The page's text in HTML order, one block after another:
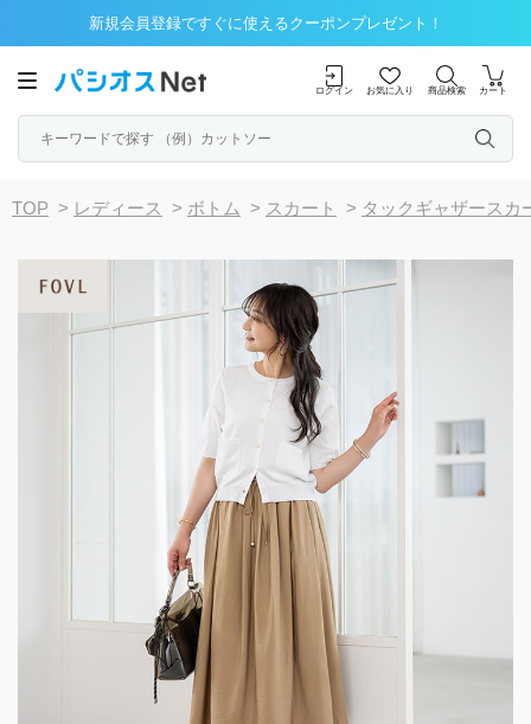
新規会員登録ですぐに使えるクーポンプレゼント！
ログイン お気に入り 商品検索 カート
TOP > レディース > ボトム > スカート > タックギャザースカ